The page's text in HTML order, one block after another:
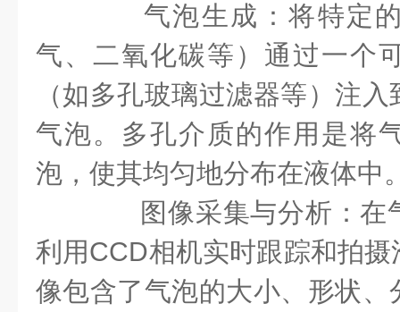
气泡生成：将特定的
气、二氧化碳等）通过一个
（如多孔玻璃过滤器等）注
气泡。多孔介质的作用是将
泡，使其均匀地分布在液体中
图像采集与分析：在
利用CCD相机实时跟踪和拍
像包含了气泡的大小、形状